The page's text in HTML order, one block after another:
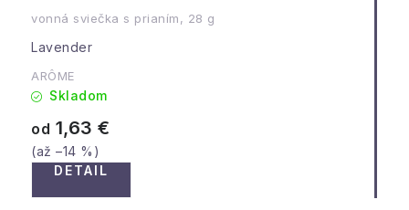
vonná sviečka s prianím, 28 g
Lavender
ARÔME
Skladom
od 1,63 €
(až –14 %)
DETAIL